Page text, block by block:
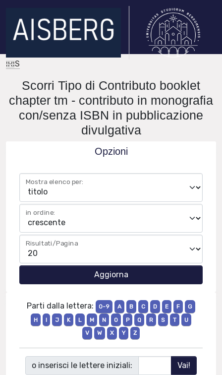
IRIS
Scorri Tipo di Contributo booklet
chapter tm - contributo in monografia
con/senza ISBN in pubblicazione
divulgativa
Opzioni
Mostra elenco per:
in ordine:
Risultati/Pagina
Parti dalla lettera: 0-9 A B C D E F
G
H
I J K L M N O P Q R S T
U
V
W X Y Z
o inserisci le lettere iniziali: